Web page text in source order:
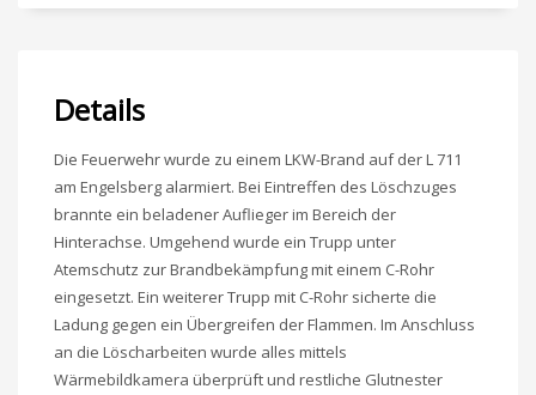
Details
Die Feuerwehr wurde zu einem LKW-Brand auf der L 711
am Engelsberg alarmiert. Bei Eintreffen des Löschzuges
brannte ein beladener Auflieger im Bereich der
Hinterachse. Umgehend wurde ein Trupp unter
Atemschutz zur Brandbekämpfung mit einem C-Rohr
eingesetzt. Ein weiterer Trupp mit C-Rohr sicherte die
Ladung gegen ein Übergreifen der Flammen. Im Anschluss
an die Löscharbeiten wurde alles mittels
Wärmebildkamera überprüft und restliche Glutnester